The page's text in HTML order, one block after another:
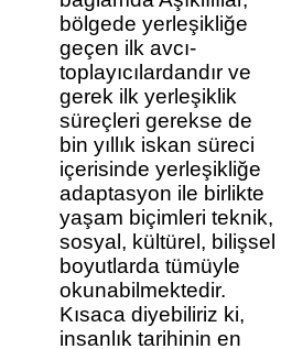
bölgede yerleşikliğe
geçen ilk avcı-
toplayıcılardandır ve
gerek ilk yerleşiklik
süreçleri gerekse de
bin yıllık iskan süreci
içerisinde yerleşikliğe
adaptasyon ile birlikte
yaşam biçimleri teknik,
sosyal, kültürel, bilişsel
boyutlarda tümüyle
okunabilmektedir.
Kısaca diyebiliriz ki,
insanlık tarihinin en